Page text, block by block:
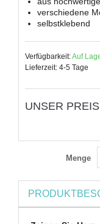
verschiedene
selbstklebend
Verfügbarkeit:Auf
Lieferzeit: 4-5 Tage
UNSER
Menge